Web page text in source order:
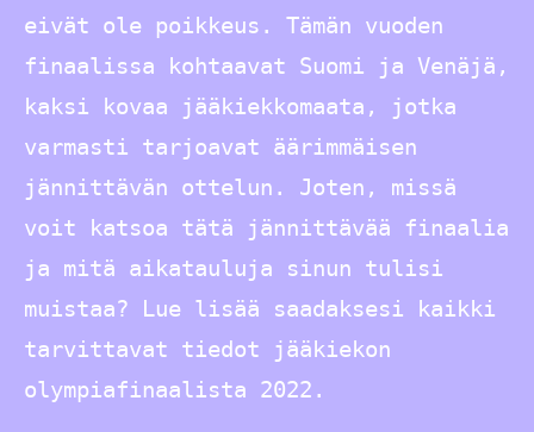
eivät ole poikkeus. Tämän vuoden
finaalissa kohtaavat Suomi ja Venäjä,
kaksi kovaa jääkiekkomaata, jotka
varmasti tarjoavat äärimmäisen
jännittävän ottelun. Joten, missä
voit katsoa tätä jännittävää finaalia
ja mitä aikatauluja sinun tulisi
muistaa? Lue lisää saadaksesi kaikki
tarvittavat tiedot jääkiekon
olympiafinaalista 2022.